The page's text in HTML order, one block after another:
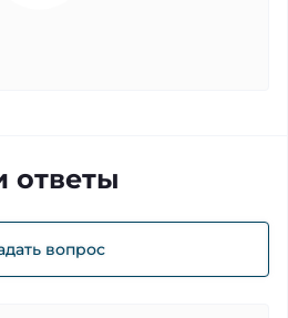
ответы
вопрос